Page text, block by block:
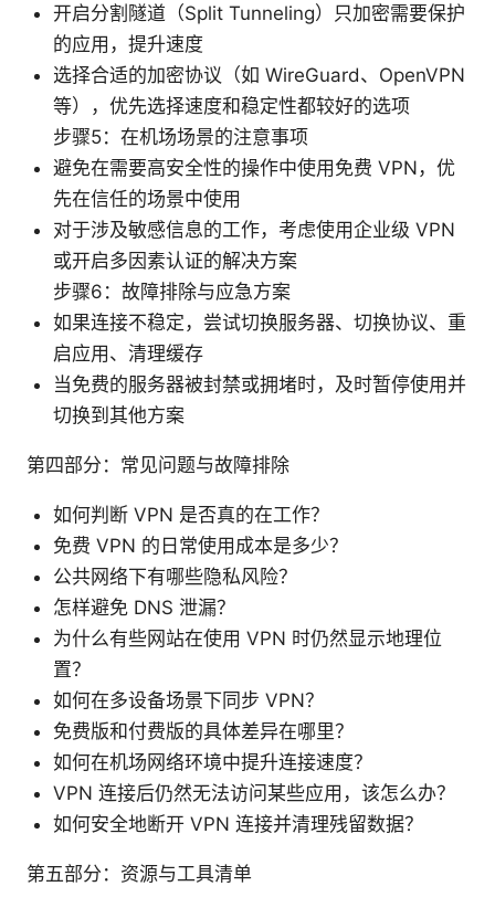
开启分割隧道（Split Tunneling）只加密需要保护
的应用，提升速度
选择合适的加密协议（如 WireGuard、OpenVPN
等），优先选择速度和稳定性都较好的选项
步骤5：在机场场景的注意事项
避免在需要高安全性的操作中使用免费 VPN，优
先在信任的场景中使用
对于涉及敏感信息的工作，考虑使用企业级 VPN
或开启多因素认证的解决方案
步骤6：故障排除与应急方案
如果连接不稳定，尝试切换服务器、切换协议、重
启应用、清理缓存
当免费的服务器被封禁或拥堵时，及时暂停使用并
切换到其他方案
第四部分：常见问题与故障排除
如何判断 VPN 是否真的在工作？
免费 VPN 的日常使用成本是多少？
公共网络下有哪些隐私风险？
怎样避免 DNS 泄漏？
为什么有些网站在使用 VPN 时仍然显示地理位
置？
如何在多设备场景下同步 VPN？
免费版和付费版的具体差异在哪里？
如何在机场网络环境中提升连接速度？
VPN 连接后仍然无法访问某些应用，该怎么办？
如何安全地断开 VPN 连接并清理残留数据？
第五部分：资源与工具清单